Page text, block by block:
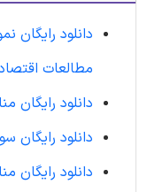
دانلود رایگان
مطالعات
دانلود رایگان
دانلود رایگان
دانلود رایگان